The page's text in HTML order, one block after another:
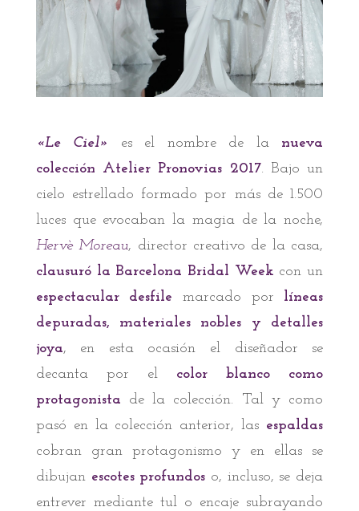
«Le Ciel» es el nombre de la nueva
colección Atelier Pronovias 2017. Bajo un
cielo estrellado formado por más de 1.500
luces que evocaban la magia de la noche,
Hervè Moreau, director creativo de la casa,
clausuró la Barcelona Bridal Week con un
espectacular desfile marcado por líneas
depuradas, materiales nobles y detalles
joya, en esta ocasión el diseñador se
decanta por el color blanco como
protagonista de la colección. Tal y como
pasó en la colección anterior, las espaldas
cobran gran protagonismo y en ellas se
dibujan escotes profundos o, incluso, se deja
entrever mediante tul o encaje subrayando